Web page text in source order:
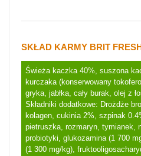
SKŁAD KARMY BRIT
Świeża kaczka 40%, suszona
kurczaka (konserwowany
gryka, jabłka, cały burak, olej z
Składniki dodatkowe: Drożdże
kolagen, cukinia 2%, szpinak
pietruszka, rozmaryn, tymianek,
probiotyki, glukozamina (1 700
(1 300 mg/kg),